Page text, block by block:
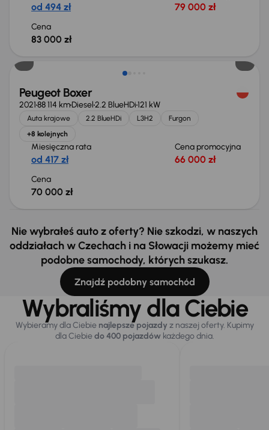
od 494 zł 79 000 zł
Cena
83 000 zł
Możliwość odliczenia VAT
Peugeot Boxer
202188 114 kmDiesel2.2 BlueHDi121 kW
Auta krajowe 2.2 BlueHDi L3H2
Furgon
+8 kolejnych
Miesięczna rata
od 417 zł
Cena promocyjna
66 000 zł
Cena
70 000 zł
Nie wybrałeś auto z oferty? Nie szkodzi, w naszych
oddziałach w Czechach i na Słowacji możemy mieć
podobne samochody, których szukasz.
Znajdź podobny samochód
Wybraliśmy dla Ciebie
Wybieramy dla Ciebie najlepsze pojazdy z naszej oferty. Kupimy
dla Ciebiedo 400 pojazdówkażdego dnia.